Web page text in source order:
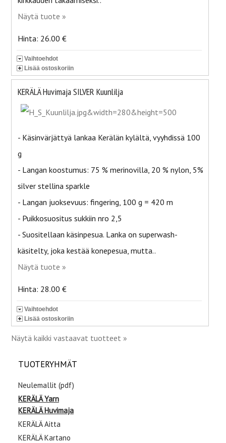
Näytä tuote »
Hinta: 26.00 €
Vaihtoehdot
Lisää ostoskoriin
KERÄLÄ Huvimaja SILVER Kuunlilja
- Käsinvärjättyä lankaa Kerälän kylältä, vyyhdissä 100
g
- Langan koostumus: 75 % merinovilla, 20 % nylon, 5%
silver stellina sparkle
- Langan juoksevuus: fingering, 100 g = 420 m
- Puikkosuositus sukkiin nro 2,5
- Suositellaan käsinpesua. Lanka on superwash-
käsitelty, joka kestää konepesua, mutta..
Näytä tuote »
Hinta: 28.00 €
Vaihtoehdot
Lisää ostoskoriin
Näytä kaikki vastaavat tuotteet »
TUOTERYHMÄT
Neulemallit (pdf)
KERÄLÄ Yarn
KERÄLÄ Huvimaja
KERÄLÄ Aitta
KERÄLÄ Kartano